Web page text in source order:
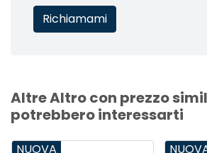
Altre Altro con prezzo
potrebbero interessarti
NUOVA